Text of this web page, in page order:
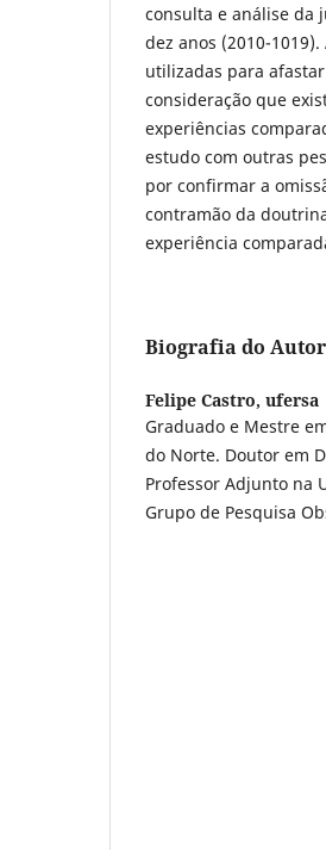
consulta e análise da
dez anos (2010-
utilizadas para
consideração que
experiências
estudo com outras
por confirmar a
contramão da
experiência
Biografia do Autor
Felipe Castro, ufersa
Graduado e Mestre
do Norte. Doutor em
Professor Adjunto na
Grupo de Pesquisa